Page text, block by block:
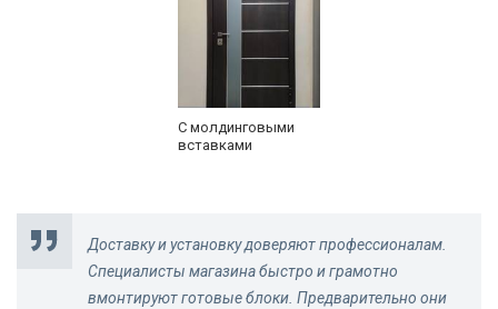
С молдинговыми
вставками
Доставку и установку доверяют профессионалам.
Специалисты магазина быстро и грамотно
вмонтируют готовые блоки. Предварительно они